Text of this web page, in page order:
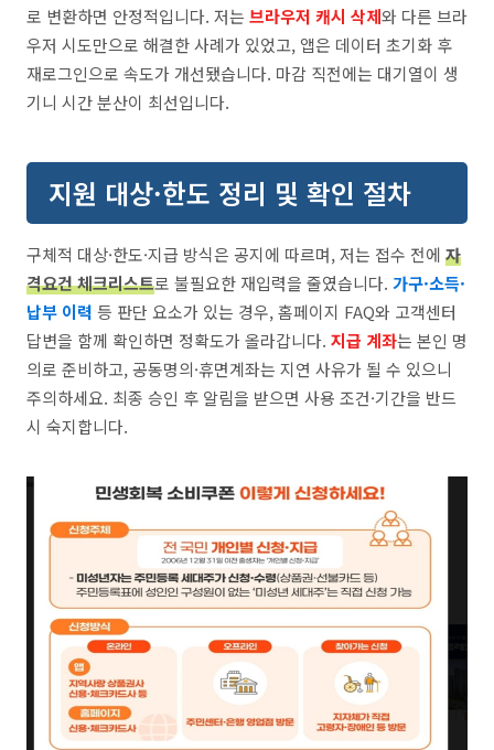
로 변환하면 안정적입니다. 저는 브라우저 캐시 삭제와 다른 브라
우저 시도만으로 해결한 사례가 있었고, 앱은 데이터 초기화 후
재로그인으로 속도가 개선됐습니다. 마감 직전에는 대기열이 생
기니 시간 분산이 최선입니다.
지원 대상·한도 정리 및 확인 절차
구체적 대상·한도·지급 방식은 공지에 따르며, 저는 접수 전에 자
격요건 체크리스트로 불필요한 재입력을 줄였습니다. 가구·소득·
납부 이력 등 판단 요소가 있는 경우, 홈페이지 FAQ와 고객센터
답변을 함께 확인하면 정확도가 올라갑니다. 지급 계좌는 본인 명
의로 준비하고, 공동명의·휴면계좌는 지연 사유가 될 수 있으니
주의하세요. 최종 승인 후 알림을 받으면 사용 조건·기간을 반드
시 숙지합니다.